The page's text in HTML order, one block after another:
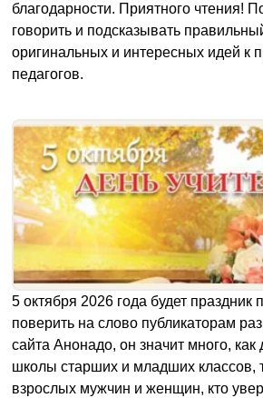
благодарности. Приятного чтения!
говорить и подсказывать
оригинальных и интересных идей к
педагогов.
5 октября 2026 года будет праздник
поверить на слово публикаторам
сайта Анонадо, он значит много, как
школы старших и младших классов,
взрослых мужчин и женщин, кто